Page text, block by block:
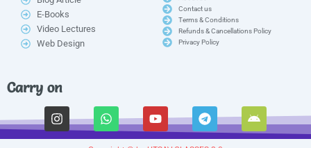
E-Books
Video Lectures
Web Design
Contact us
Terms & Conditions
Refunds & Cancellations Policy
Privacy Policy
Carry on
I
n
s
W
h
a
Y
o
u
T
e
l
A
n
d